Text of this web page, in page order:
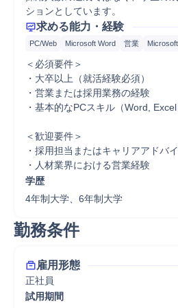
ションとしています。
求める能力・経験
PC/Web Microsoft Word 営業
＜必須要件＞
・大卒以上（就活経験必須）
・営業または採用業務の経験
・基本的なPCスキル（Word, Excel
＜歓迎要件＞
・採用担当またはキャリアアドバ
・人材業界における営業経験
学歴
4年制大学、6年制大学
勤務条件
雇用形態
正社員
試用期間